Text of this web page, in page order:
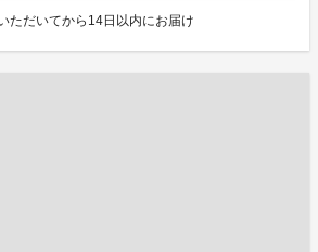
ただいてから14日以内にお届け